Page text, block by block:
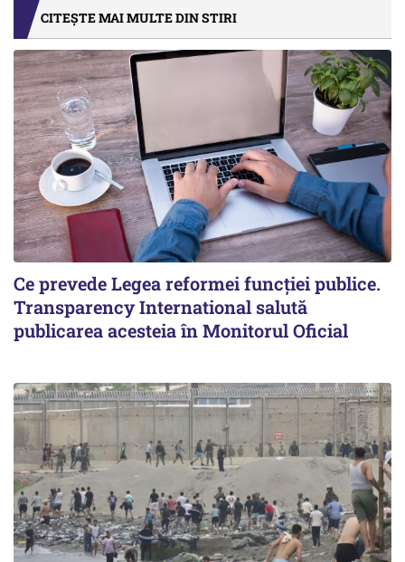
CITEȘTE MAI MULTE DIN STIRI
Ce prevede Legea reformei funcției publice.
Transparency International salută
publicarea acesteia în Monitorul Oficial